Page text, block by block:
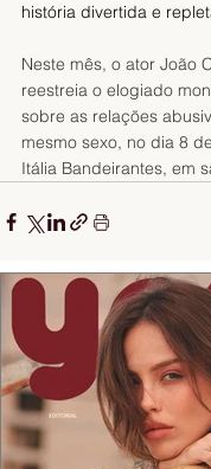
história divertida e
Neste mês, o ator João
reestreia o elogiado
sobre as relações
mesmo sexo, no dia 8
Itália Bandeirantes, em